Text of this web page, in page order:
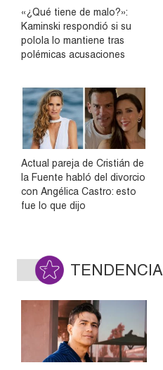
«¿Qué tiene de malo?»:
Kaminski respondió si su
polola lo mantiene tras
polémicas acusaciones
Actual pareja de Cristián de
la Fuente habló del divorcio
con Angélica Castro: esto
fue lo que dijo
TENDENCIA